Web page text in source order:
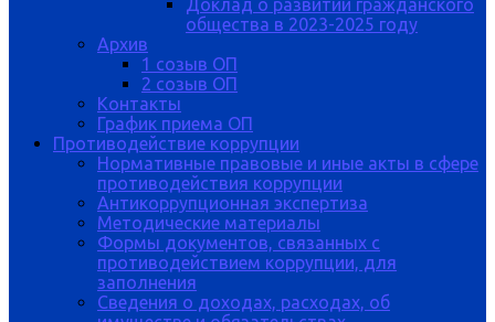
Доклад о развитии гражданского
общества в 2023-2025 году
Архив
1 созыв ОП
2 созыв ОП
Контакты
График приема ОП
Противодействие коррупции
Нормативные правовые и иные акты в сфере
противодействия коррупции
Антикоррупционная экспертиза
Методические материалы
Формы документов, связанных с
противодействием коррупции, для
заполнения
Сведения о доходах, расходах, об